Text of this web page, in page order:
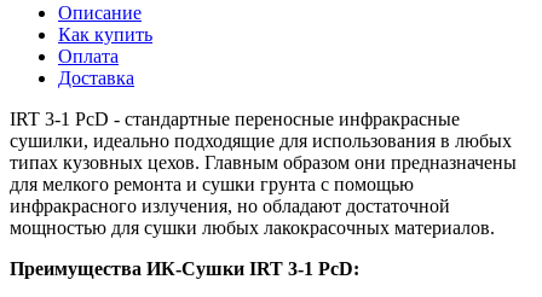
Описание
Как купить
Оплата
Доставка
IRT 3-1 PcD - стандартные переносные инфракрасные
сушилки, идеально подходящие для использования в любых
типах кузовных цехов. Главным образом они предназначены
для мелкого ремонта и сушки грунта с помощью
инфракрасного излучения, но обладают достаточной
мощностью для сушки любых лакокрасочных материалов.
Преимущества ИК-Сушки IRT 3-1 PcD: